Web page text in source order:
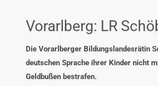
Vorarlberg: LR
Die Vorarlberger Bildungslandesrätin
deutschen Sprache ihrer Kinder nicht
Geldbußen bestrafen.